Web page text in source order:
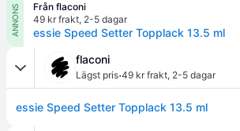
ANNONS
Från flaconi
49 kr frakt, 2-5 dagar
essie Speed Setter Topplack 13.5 ml
flaconi
Lägst pris·49 kr frakt, 2-5 dagar
essie Speed Setter Topplack 13.5 ml